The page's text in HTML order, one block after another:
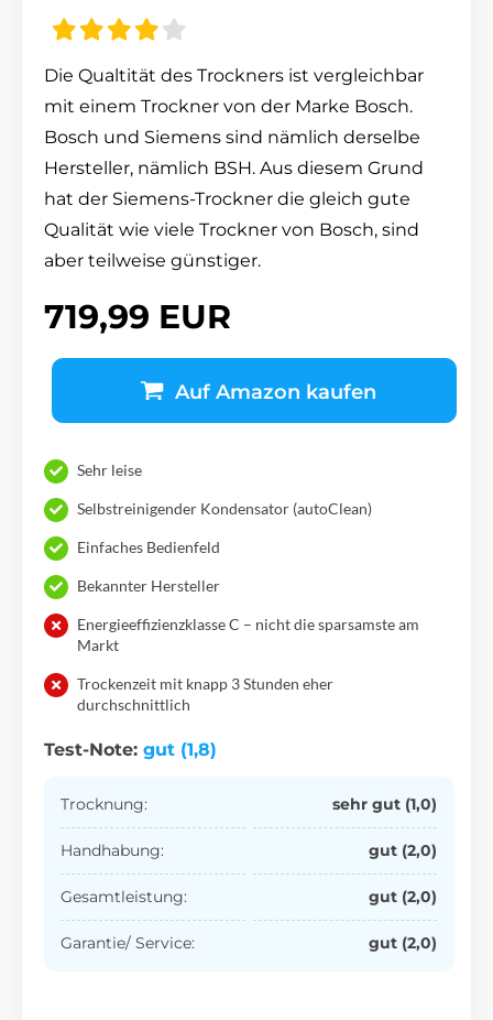
Die Qualtität des Trockners ist vergleichbar
mit einem Trockner von der Marke Bosch.
Bosch und Siemens sind nämlich derselbe
Hersteller, nämlich BSH. Aus diesem Grund
hat der Siemens-Trockner die gleich gute
Qualität wie viele Trockner von Bosch, sind
aber teilweise günstiger.
719,99 EUR
Auf Amazon kaufen
Sehr leise
Selbstreinigender Kondensator (autoClean)
Einfaches Bedienfeld
Bekannter Hersteller
Energieeffizienzklasse C – nicht die sparsamste am
Markt
Trockenzeit mit knapp 3 Stunden eher
durchschnittlich
Test-Note: gut (1,8)
Trocknung: sehr gut (1,0)
Handhabung: gut (2,0)
Gesamtleistung: gut (2,0)
Garantie/ Service: gut (2,0)